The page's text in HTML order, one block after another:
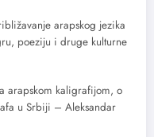
arapskog jezika
poeziju i druge kulturne
arapskom kaligrafijom, o
u Srbiji – Aleksandar